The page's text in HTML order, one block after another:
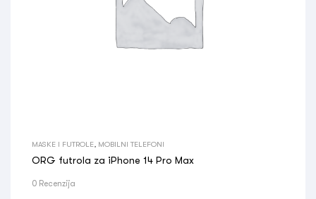
MASKE I FUTROLE MOBILNI TELEFONI
ORG futrola za iPhone 14 Pro Max
0 Recenzija